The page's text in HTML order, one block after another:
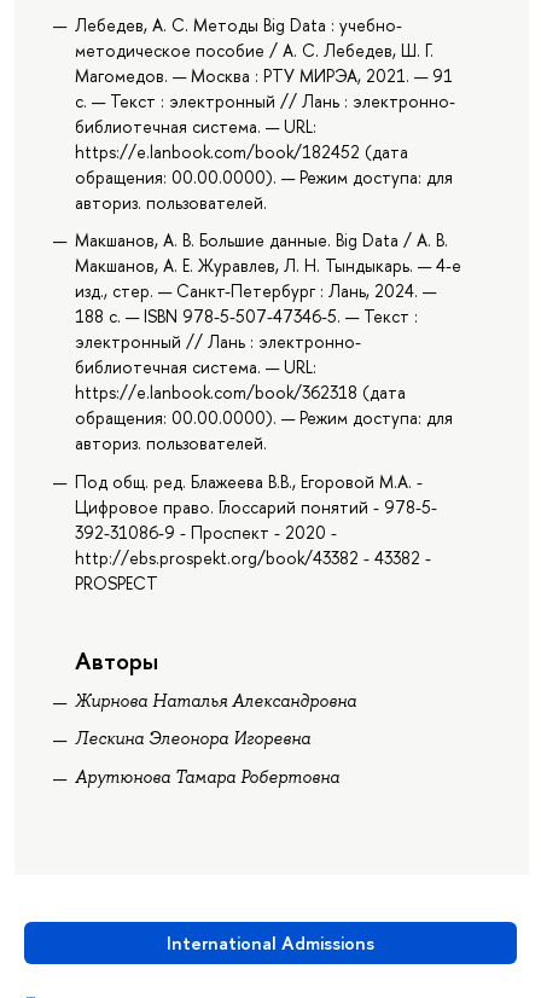
International Admissions
Лебедев, А. С. Методы Big Data : учебно-
методическое пособие / А. С. Лебедев, Ш. Г.
Магомедов. — Москва : РТУ МИРЭА, 2021. — 91
с. — Текст : электронный // Лань : электронно-
библиотечная система. — URL:
https://e.lanbook.com/book/182452 (дата
обращения: 00.00.0000). — Режим доступа: для
авториз. пользователей.
Макшанов, А. В. Большие данные. Big Data / А. В.
Макшанов, А. Е. Журавлев, Л. Н. Тындыкарь. — 4-е
изд., стер. — Санкт-Петербург : Лань, 2024. —
188 с. — ISBN 978-5-507-47346-5. — Текст :
электронный // Лань : электронно-
библиотечная система. — URL:
https://e.lanbook.com/book/362318 (дата
обращения: 00.00.0000). — Режим доступа: для
авториз. пользователей.
Под общ. ред. Блажеева В.В., Егоровой М.А. -
Цифровое право. Глоссарий понятий - 978-5-
392-31086-9 - Проспект - 2020 -
http://ebs.prospekt.org/book/43382 - 43382 -
PROSPECT
Авторы
Жирнова Наталья Александровна
Лескина Элеонора Игоревна
Арутюнова Тамара Робертовна